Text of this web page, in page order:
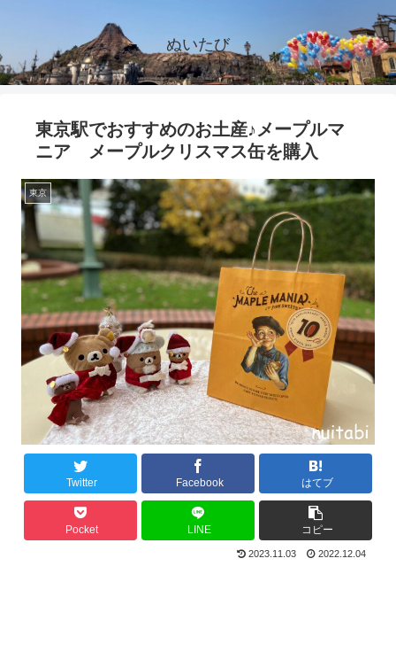
ぬいたび
東京駅でおすすめのお土産♪メープルマ
ニア メープルクリスマス缶を購入
東京
Twitter Facebook はてブ
Pocket LINE コピー
2023.11.03 2022.12.04